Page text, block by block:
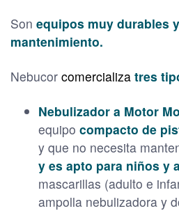
Son equipos muy durables
mantenimiento.
Nebucor comercializa tres
Nebulizador a Motor
equipo compacto de
y que no necesita
y es apto para niños y
mascarillas (adulto e
ampolla nebulizadora y